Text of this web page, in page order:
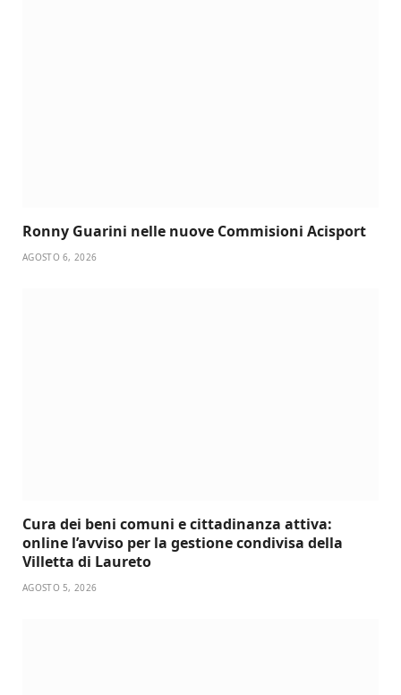
Ronny Guarini nelle nuove Commisioni Acisport
AGOSTO 6, 2026
Cura dei beni comuni e cittadinanza attiva:
online l’avviso per la gestione condivisa della
Villetta di Laureto
AGOSTO 5, 2026